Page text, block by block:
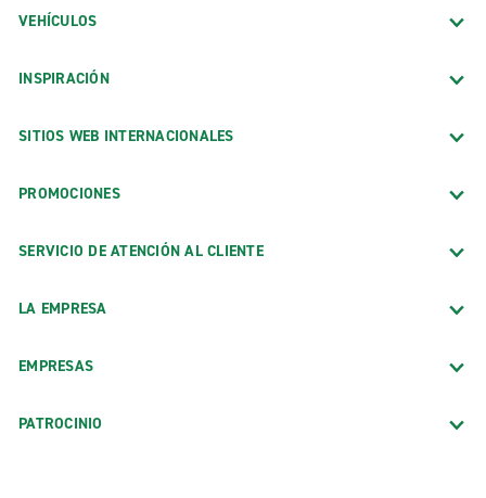
VEHÍCULOS
INSPIRACIÓN
SITIOS WEB INTERNACIONALES
PROMOCIONES
SERVICIO DE ATENCIÓN AL CLIENTE
LA EMPRESA
EMPRESAS
PATROCINIO